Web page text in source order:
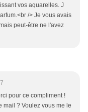
vos aquarelles. J
/> Je vous avais
peut-être ne l'avez
pour ce compliment !
mail ? Voulez vous me le